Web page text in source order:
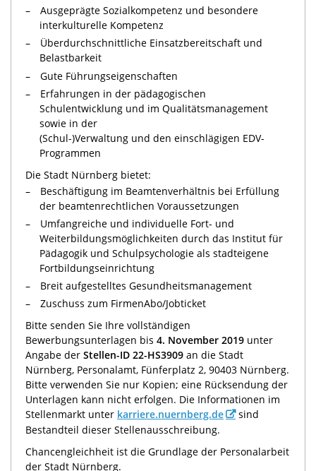
Ausgeprägte Sozialkompetenz und besondere
interkulturelle Kompetenz
Überdurchschnittliche Einsatzbereitschaft und
Belastbarkeit
Gute Führungseigenschaften
Erfahrungen in der pädagogischen
Schulentwicklung und im Qualitätsmanagement
sowie in der
(Schul-)Verwaltung und den einschlägigen EDV-
Programmen
Die Stadt Nürnberg bietet:
Beschäftigung im Beamtenverhältnis bei Erfüllung
der beamtenrechtlichen Voraussetzungen
Umfangreiche und individuelle Fort- und
Weiterbildungsmöglichkeiten durch das Institut für
Pädagogik und Schulpsychologie als stadteigene
Fortbildungseinrichtung
Breit aufgestelltes Gesundheitsmanagement
Zuschuss zum FirmenAbo/Jobticket
Bitte senden Sie Ihre vollständigen
Bewerbungsunterlagen bis 4. November 2019 unter
Angabe der Stellen-ID 22-HS3909 an die Stadt
Nürnberg, Personalamt, Fünferplatz 2, 90403 Nürnberg.
Bitte verwenden Sie nur Kopien; eine Rücksendung der
Unterlagen kann nicht erfolgen. Die Informationen im
Stellenmarkt unter karriere.nuernberg.de
sind
Bestandteil dieser Stellenausschreibung.
Chancengleichheit ist die Grundlage der Personalarbeit
der Stadt Nürnberg.